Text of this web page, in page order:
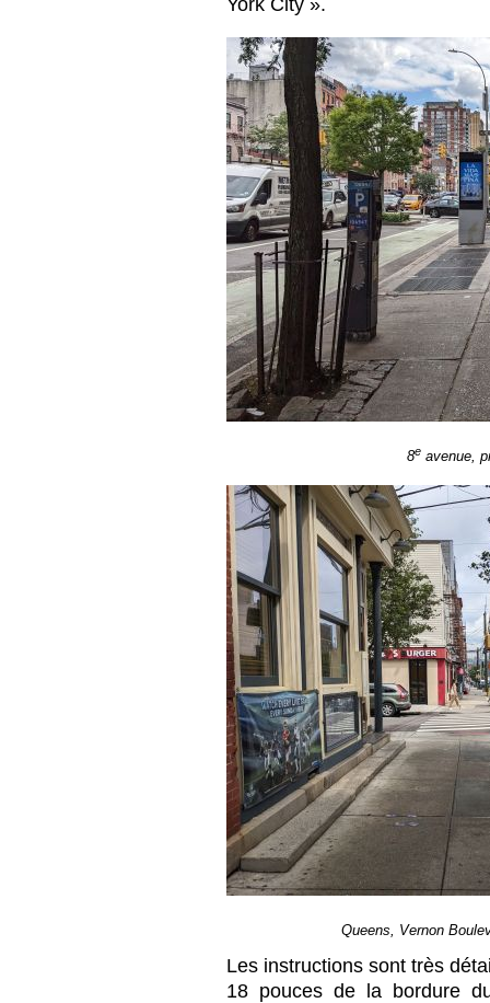
8e avenue,
Queens, Vernon
Les instructions sont très
18 pouces de la bordure